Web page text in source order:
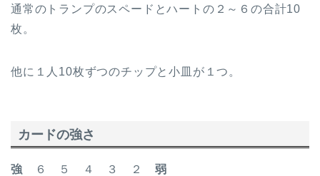
通常のトランプのスペードとハートの２～６の合計10
枚。
他に１人10枚ずつのチップと小皿が１つ。
カードの強さ
強 ６ ５ ４ ３ ２ 弱